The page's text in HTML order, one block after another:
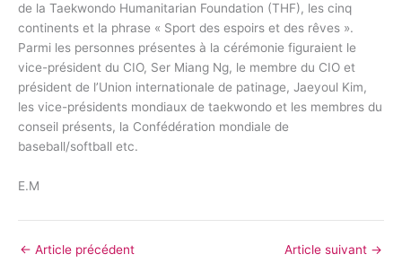
de la Taekwondo Humanitarian Foundation (THF), les cinq
continents et la phrase « Sport des espoirs et des rêves ».
Parmi les personnes présentes à la cérémonie figuraient le
vice-président du CIO, Ser Miang Ng, le membre du CIO et
président de l’Union internationale de patinage, Jaeyoul Kim,
les vice-présidents mondiaux de taekwondo et les membres du
conseil présents, la Confédération mondiale de
baseball/softball etc.
E.M
← Article précédent Article suivant →